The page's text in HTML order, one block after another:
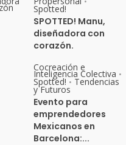
Spotted!
SPOTTED! Manu,
diseñadora con
corazón.
Cocreación e
Inteligencia Colectiva •
Spotted! • Tendencias
y Futuros
Evento para
emprendedores
Mexicanos en
Barcelona:...